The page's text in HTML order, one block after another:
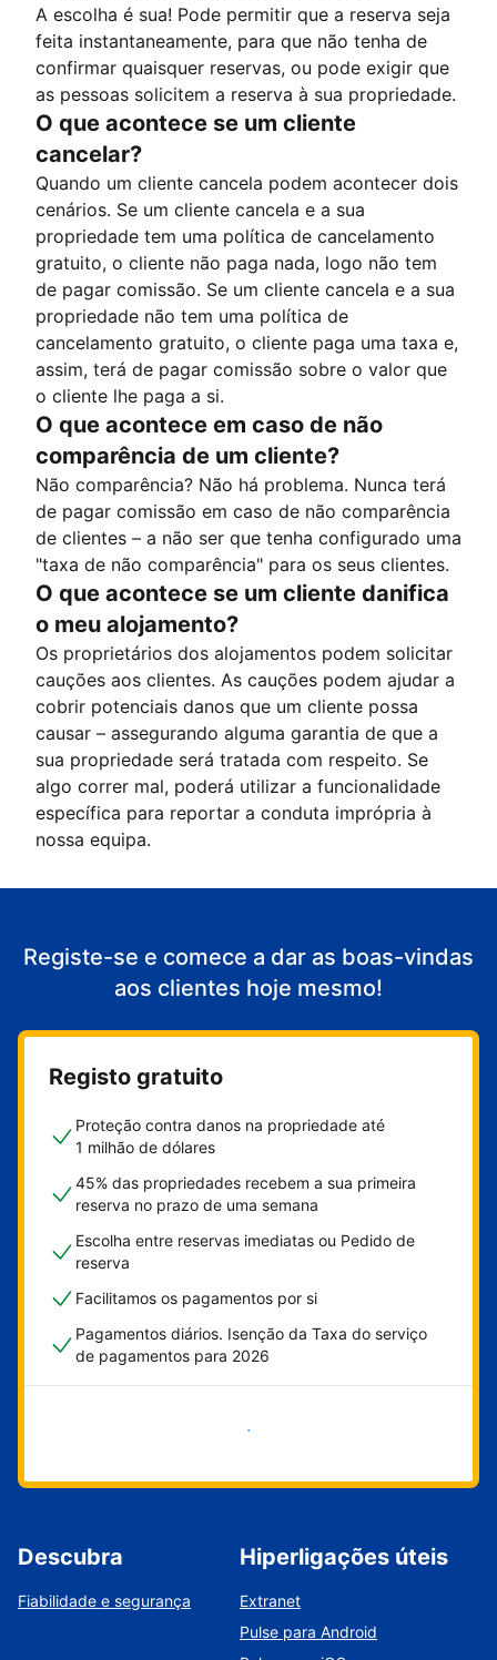
A escolha é sua! Pode permitir que a reserva seja
feita instantaneamente, para que não tenha de
confirmar quaisquer reservas, ou pode exigir que
as pessoas solicitem a reserva à sua propriedade.
O que acontece se um cliente
cancelar?
Quando um cliente cancela podem acontecer dois
cenários. Se um cliente cancela e a sua
propriedade tem uma política de cancelamento
gratuito, o cliente não paga nada, logo não tem
de pagar comissão. Se um cliente cancela e a sua
propriedade não tem uma política de
cancelamento gratuito, o cliente paga uma taxa e,
assim, terá de pagar comissão sobre o valor que
o cliente lhe paga a si.
O que acontece em caso de não
comparência de um cliente?
Não comparência? Não há problema. Nunca terá
de pagar comissão em caso de não comparência
de clientes – a não ser que tenha configurado uma
"taxa de não comparência" para os seus clientes.
O que acontece se um cliente danifica
o meu alojamento?
Os proprietários dos alojamentos podem solicitar
cauções aos clientes. As cauções podem ajudar a
cobrir potenciais danos que um cliente possa
causar – assegurando alguma garantia de que a
sua propriedade será tratada com respeito. Se
algo correr mal, poderá utilizar a funcionalidade
específica para reportar a conduta imprópria à
nossa equipa.
Registe-se e comece a dar as boas-vindas
aos clientes hoje mesmo!
Registo gratuito
Proteção contra danos na propriedade até
1 milhão de dólares
45% das propriedades recebem a sua primeira
reserva no prazo de uma semana
Escolha entre reservas imediatas ou Pedido de
reserva
Facilitamos os pagamentos por si
Pagamentos diários. Isenção da Taxa do serviço
de pagamentos para 2026
Comece já
Descubra
Fiabilidade e segurança
Hiperligações úteis
Extranet
Pulse para Android